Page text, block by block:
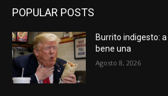
POPULAR POSTS
Burrito indigesto:
bene una
Agosto 8, 2026